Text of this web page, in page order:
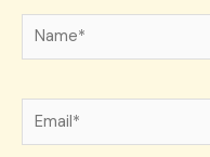
Name*
Email*